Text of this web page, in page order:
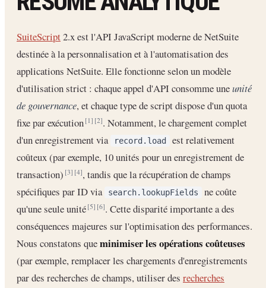
SuiteScript2.x est l'API JavaScript moderne de NetSuite
destinée à la personnalisation et à l'automatisation des
applications NetSuite. Elle fonctionne selon un modèle
d'utilisation strict : chaque appel d'API consomme uneunité
de gouvernance, et chaque type de script dispose d'un quota
fixe par exécution[1] [2]. Notamment, le chargement complet
d'un enregistrement via
record.load
est relativement
coûteux (par exemple, 10 unités pour un enregistrement de
transaction)[3] [4], tandis que la récupération de champs
spécifiques par ID via
search.lookupFields
ne coûte
qu'une seule unité[5] [6]. Cette disparité importante a des
conséquences majeures sur l'optimisation des performances.
Nous constatons queminimiser les opérations coûteuses
(par exemple, remplacer les chargements d'enregistrements
par des recherches de champs, utiliser des recherches